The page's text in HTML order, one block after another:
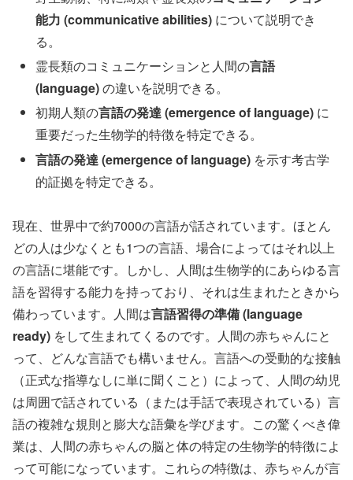
能力 (communicative abilities) について説明でき
る。
霊長類のコミュニケーションと人間の言語
(language)の違いを説明できる。
初期人類の言語の発達 (emergence of language) に
重要だった生物学的特徴を特定できる。
言語の発達 (emergence of language) を示す考古学
的証拠を特定できる。
現在、世界中で約7000の言語が話されています。ほとん
どの人は少なくとも1つの言語、場合によってはそれ以上
の言語に堪能です。しかし、人間は生物学的にあらゆる言
語を習得する能力を持っており、それは生まれたときから
備わっています。人間は言語習得の準備 (language
ready) をして生まれてくるのです。人間の赤ちゃんにと
って、どんな言語でも構いません。言語への受動的な接触
（正式な指導なしに単に聞くこと）によって、人間の幼児
は周囲で話されている（または手話で表現されている）言
語の複雑な規則と膨大な語彙を学びます。この驚くべき偉
業は、人間の赤ちゃんの脳と体の特定の生物学的特徴によ
って可能になっています。これらの特徴は、赤ちゃんが言